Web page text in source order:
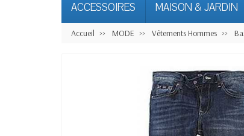
ACCESSOIRES MAISON & JARDIN
Accueil MODE Vêtements Hommes